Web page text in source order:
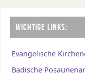
WICHTIGE LINKS:
Evangelische
Badische